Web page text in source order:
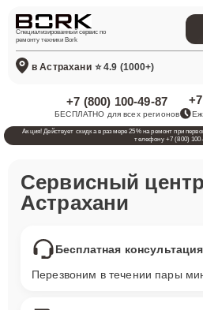
Специализированный сервис по
ремонту техники Bork
в Астрахани ⭐ 4.9 (1000+)
+7 (800) 100-49-87
БЕСПЛАТНО для всех регионов
Акция! Действует скидка в размере 25% на ремонт при
телефону +7 (800)
Сервисный центр
Астрахани
Бесплатная консультация
Перезвоним в течении пары